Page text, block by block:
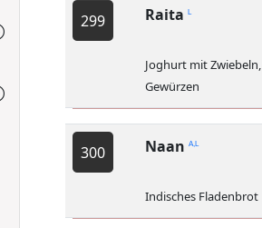
299 Raita
Joghurt mit
Gewürzen
300 Naan A,L
Indisches Fladenbrot